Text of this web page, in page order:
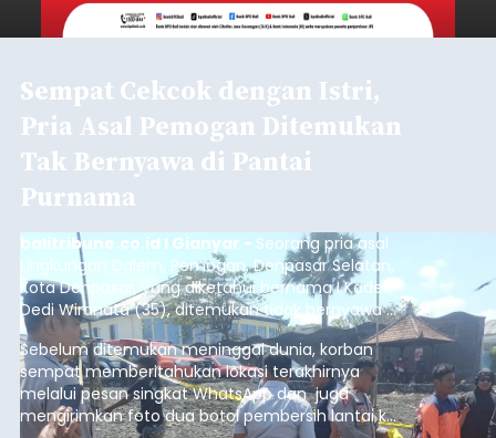
Sempat Cekcok dengan Istri,
Pria Asal Pemogan Ditemukan
Tak Bernyawa di Pantai
Purnama
balitribune.co.id I Gianyar - Seorang pria asal
Lingkungan Dalem, Pemogan, Denpasar Selatan,
Kota Denpasar, yang diketahui bernama I Kadek
Dedi Wiranata (35), ditemukan tidak bernyawa di
pesisir Pantai Purnama, Sukawati.
Sebelum ditemukan meninggal dunia, korban
sempat memberitahukan lokasi terakhirnya
melalui pesan singkat WhatsApp dan juga
mengirimkan foto dua botol pembersih lantai ke